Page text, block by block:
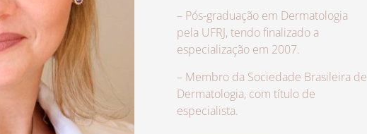
– Pós-graduação em Dermatologia
pela UFRJ, tendo finalizado a
especialização em 2007.
– Membro da Sociedade Brasileira de
Dermatologia, com título de
especialista.